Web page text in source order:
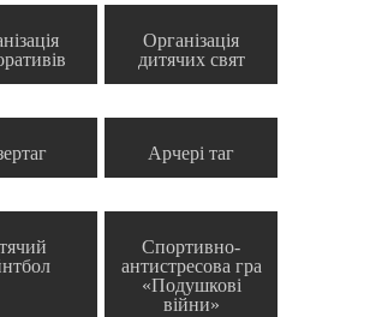
Організація
дитячих свят
Арчері таг
Спортивно-
антистресова гра
«Подушкові
війни»